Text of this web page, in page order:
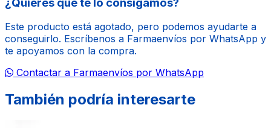
Este producto está agotado, pero podemos ayudarte a
conseguirlo. Escríbenos a Farmaenvíos por WhatsApp y
te apoyamos con la compra.
Contactar a Farmaenvíos por WhatsApp
También podría interesarte